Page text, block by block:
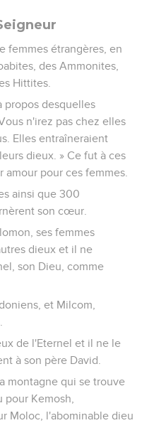
femmes étrangères, en
des Ammonites,
Hittites.
propos desquelles
n'irez pas chez elles
Elles entraîneraient
dieux. » Ce fut à ces
amour pour ces femmes.
ainsi que 300
son cœur.
ses femmes
dieux et il ne
son Dieu, comme
et Milcom,
de l'Eternel et il ne le
à son père David.
montagne qui se trouve
Kemosh,
Moloc, l'abominable dieu